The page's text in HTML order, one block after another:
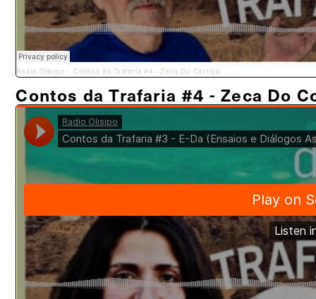
Radio Olisipo · Contos da Trafaria #4 - Zeca Do Cortiço
Contos da Trafaria #4 - Zeca Do